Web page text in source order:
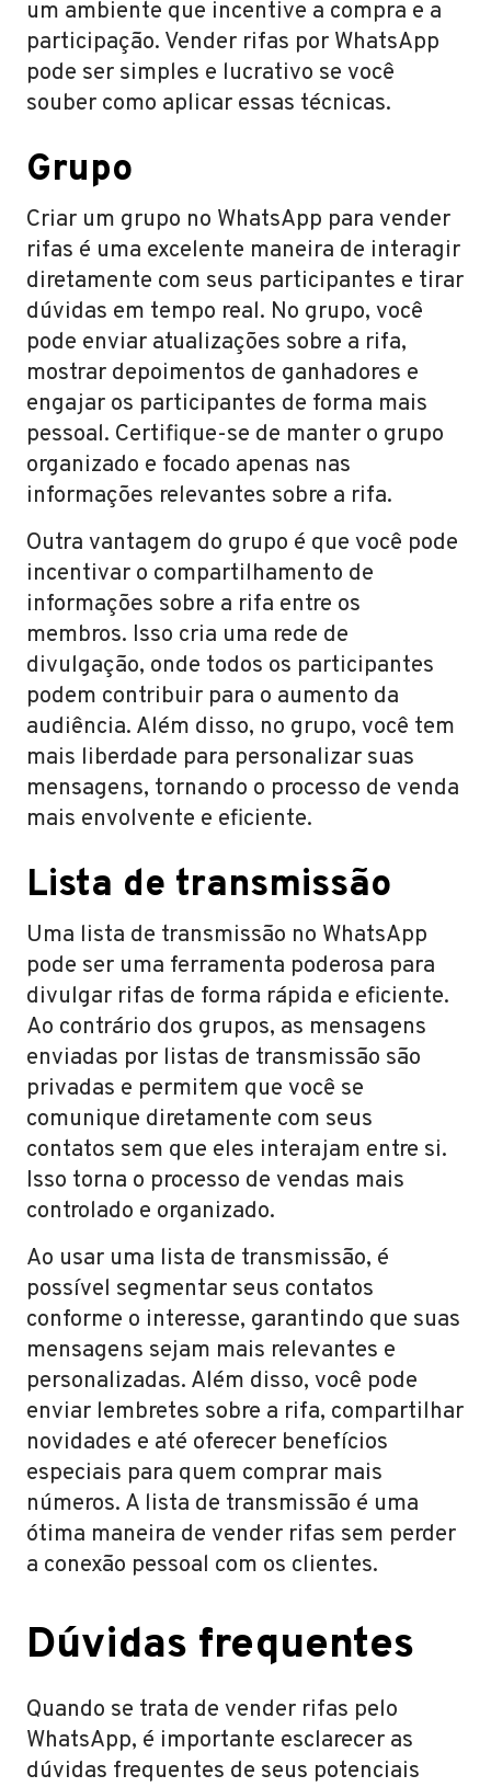
um ambiente que incentive a compra e a
participação. Vender rifas por WhatsApp
pode ser simples e lucrativo se você
souber como aplicar essas técnicas.
Grupo
Criar um grupo no WhatsApp para vender
rifas é uma excelente maneira de interagir
diretamente com seus participantes e tirar
dúvidas em tempo real. No grupo, você
pode enviar atualizações sobre a rifa,
mostrar depoimentos de ganhadores e
engajar os participantes de forma mais
pessoal. Certifique-se de manter o grupo
organizado e focado apenas nas
informações relevantes sobre a rifa.
Outra vantagem do grupo é que você pode
incentivar o compartilhamento de
informações sobre a rifa entre os
membros. Isso cria uma rede de
divulgação, onde todos os participantes
podem contribuir para o aumento da
audiência. Além disso, no grupo, você tem
mais liberdade para personalizar suas
mensagens, tornando o processo de venda
mais envolvente e eficiente.
Lista de transmissão
Uma lista de transmissão no WhatsApp
pode ser uma ferramenta poderosa para
divulgar rifas de forma rápida e eficiente.
Ao contrário dos grupos, as mensagens
enviadas por listas de transmissão são
privadas e permitem que você se
comunique diretamente com seus
contatos sem que eles interajam entre si.
Isso torna o processo de vendas mais
controlado e organizado.
Ao usar uma lista de transmissão, é
possível segmentar seus contatos
conforme o interesse, garantindo que suas
mensagens sejam mais relevantes e
personalizadas. Além disso, você pode
enviar lembretes sobre a rifa, compartilhar
novidades e até oferecer benefícios
especiais para quem comprar mais
números. A lista de transmissão é uma
ótima maneira de vender rifas sem perder
a conexão pessoal com os clientes.
Dúvidas frequentes
Quando se trata de vender rifas pelo
WhatsApp, é importante esclarecer as
dúvidas frequentes de seus potenciais